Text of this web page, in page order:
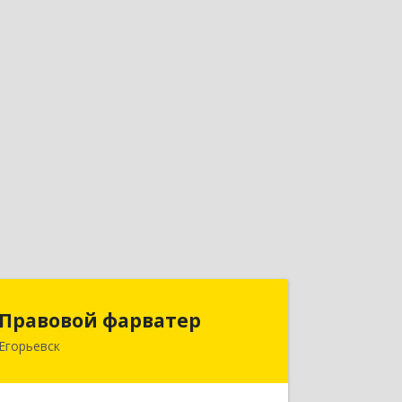
Правовой фарватер
Егорьевск
Правовой фарватер